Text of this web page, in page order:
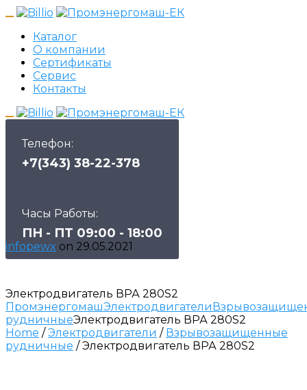
Каталог
О компании
Сертификаты
Сервис
Контакты
Телефон:
+7(343) 38-22-378
Часы Работы:
ПН - ПТ 09:00 - 18:00
infopewx on 29.05.2021
Электродвигатель ВРА 280S2
ПромэнергомашЭлектродвигатели
рудничныеЭлектродвигатель ВРА 280S2
Home /Электродвигатели / Взрывозащищенные
рудничные / Электродвигатель ВРА 280S2